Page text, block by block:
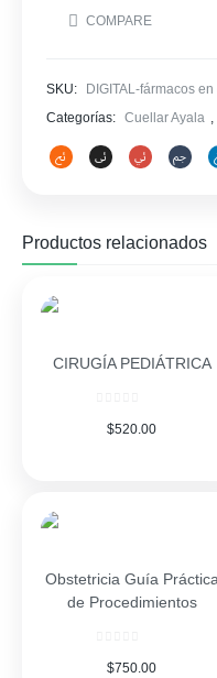
Interpretación
cantidad
COMPARE
SKU:
DIGITAL-fármacos
Categorías: Cuellar Ayala ,
Productos relacionados
CIRUGÍA PEDIÁTRICA
$520.00
Obstetricia Guía Práctica
de Procedimientos
$750.00